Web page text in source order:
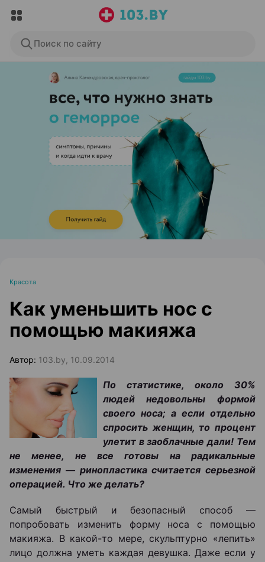
Поиск по сайту
ЭФФЕКТИВНАЯ РЕКЛАМА НА САЙТЕ
Красота
Как уменьшить нос с
помощью макияжа
Автор: 103.by, 10.09.2014
По статистике, около 30%
людей недовольны формой
своего носа; а если отдельно
спросить женщин, то процент
улетит в заоблачные дали! Тем
не менее, не все готовы на радикальные
изменения ― ринопластика считается серьезной
операцией. Что же делать?
Самый быстрый и безопасный способ ―
попробовать изменить форму носа с помощью
макияжа. В какой-то мере, скульптурно «лепить»
лицо должна уметь каждая девушка. Даже если у